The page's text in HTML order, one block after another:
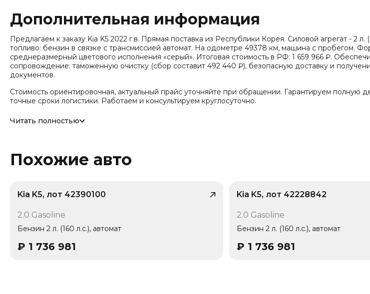
Дополнительная информация
Предлагаем к заказу Kia K5 2022 г.в. Прямая поставка из Республики Корея. Силовой агрегат - 2 л.
топливо: бензин в связке с трансмиссией автомат. На одометре 49378 км, машина с пробегом.
среднеразмерный цветового исполнения «серый». Итоговая стоимость в РФ: 1 659 966 ₽.
сопровождение: таможенную очистку (сбор составит 492 440 ₽), безопасную доставку и
документов.
Стоимость ориентировочная, актуальный прайс уточняйте при обращении. Гарантируем полную
точные сроки логистики. Работаем и консультируем круглосуточно.
Число собственников по истории обращений - 1, случаев ДТП по данным страховой - 4. Случаев
Читать полностью
Похожие авто
Kia K5, лот 42390100
1 владелец
2.0 Gasoline
Бензин 2 л. (160 л.с.), автомат
₽ 1 736 981
Kia K5, лот 42228842
2.0 Gasoline
Бензин 2 л. (160 л.с.), автомат
₽ 1 736 981